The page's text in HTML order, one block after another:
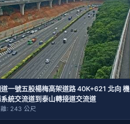
一號五股楊梅高架道路 40K+621 北向 機
統交流道到泰山轉接道交流道
: 243 公尺